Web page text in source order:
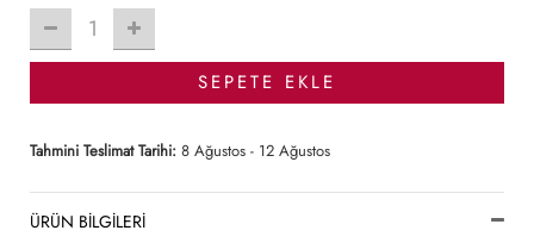
1
SEPETE EKLE
Tahmini Teslimat Tarihi: 8 Ağustos - 12 Ağustos
ÜRÜN BİLGİLERİ